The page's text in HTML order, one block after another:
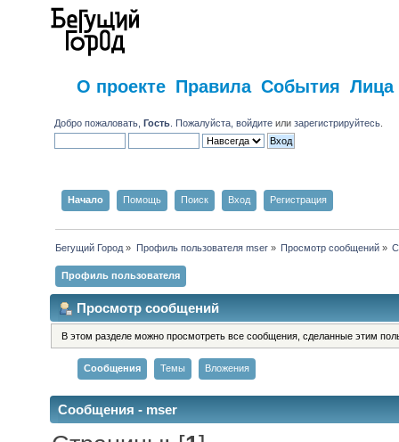
О проекте Правила События Лица
Добро пожаловать,Гость . Пожалуйста,войдите илизарегистрируйтесь
Начало Помощь Поиск Вход Регистрация
Бегущий Город » Профиль пользователя mser» Просмотр сообщений »
Профиль пользователя
Просмотр сообщений
В этом разделе можно просмотреть все сообщения, сделанные этим
Сообщения Темы Вложения
Сообщения - mser